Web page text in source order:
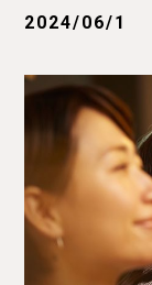
2024/06/1